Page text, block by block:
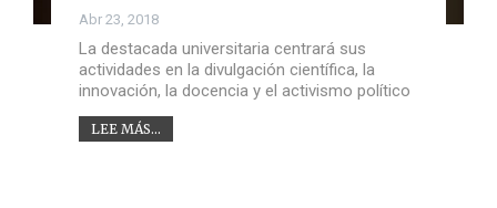
Abr 23, 2018
La destacada universitaria centrará sus
actividades en la divulgación científica, la
innovación, la docencia y el activismo político
LEE MÁS...